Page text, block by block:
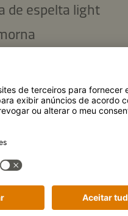
de espelta light
de sésamo
de Chili
Kimchi